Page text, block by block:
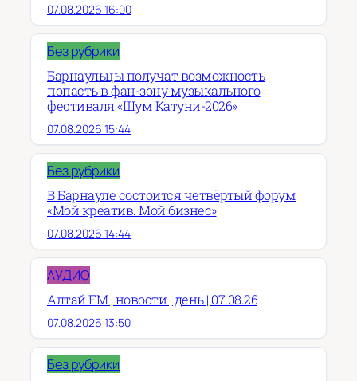
07.08.2026 16:00
Без рубрики
Барнаульцы получат возможность
попасть в фан-зону музыкального
фестиваля «Шум Катуни-2026»
07.08.2026 15:44
Без рубрики
В Барнауле состоится четвёртый форум
«Мой креатив. Мой бизнес»
07.08.2026 14:44
АУДИО
Алтай FM | новости | день | 07.08.26
07.08.2026 13:50
Без рубрики